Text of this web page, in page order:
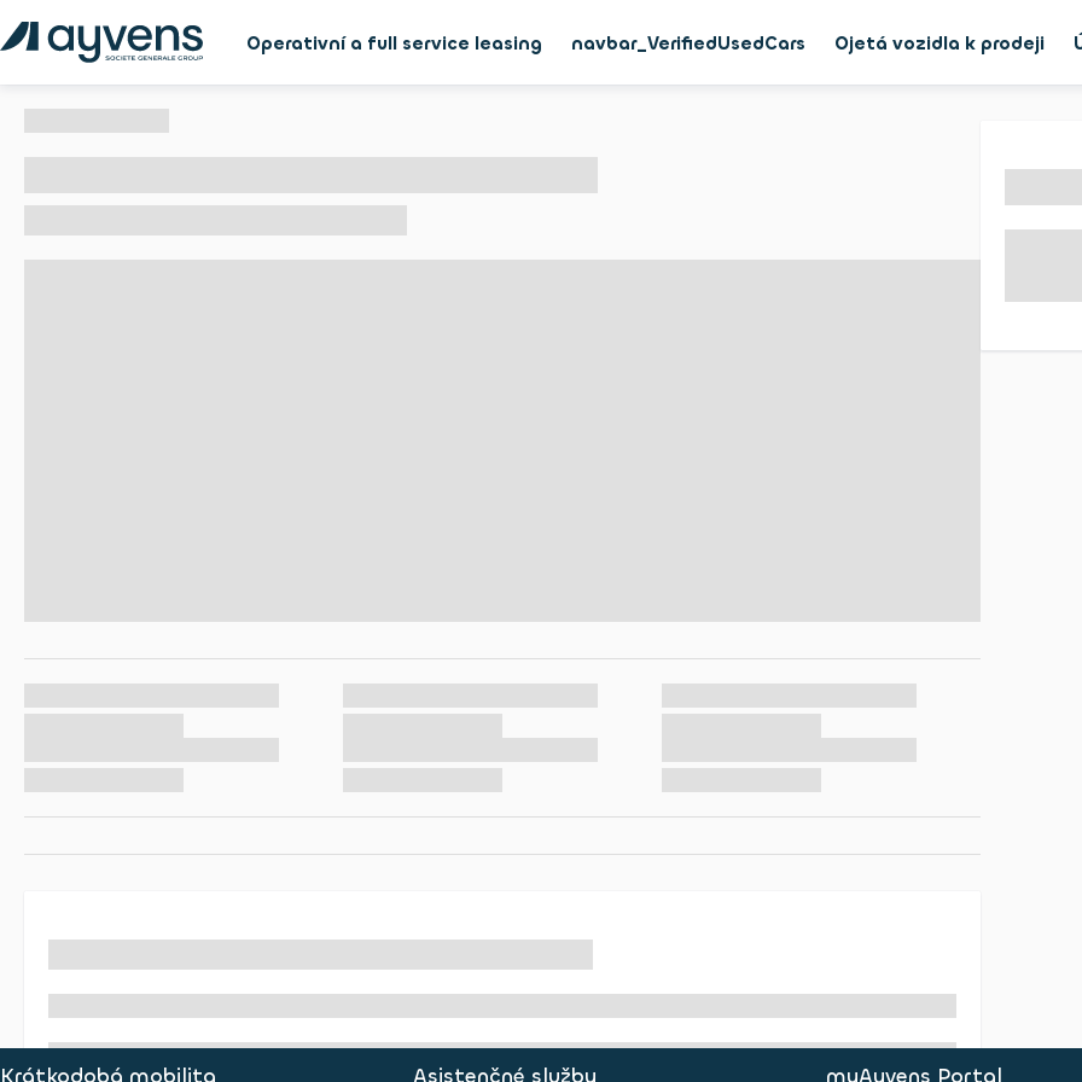
Operativní a full service leasing navbar_VerifiedUsedCars Ojetá vozidla k prodeji